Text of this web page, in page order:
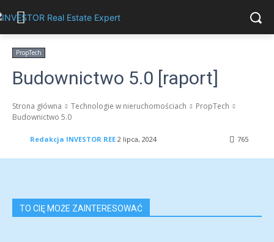
PropTech
Budownictwo 5.0 [raport]
Strona główna Technologie w nieruchomościach
PropTech
Budownictwo 5.0
Redakcja INVESTOR REE 2 lipca, 2024 765
TO CIĘ MOŻE ZAINTERESOWAĆ